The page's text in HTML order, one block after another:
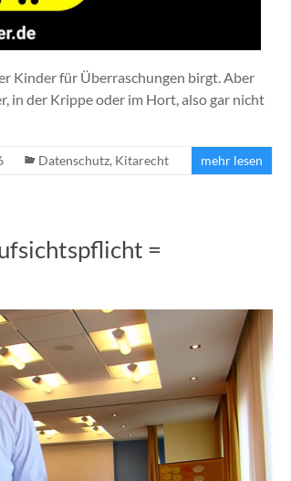
Kinder für Überraschungen birgt. Aber
in der Krippe oder im Hort, also gar nicht
Datenschutz, Kitarecht mehr lesen
=